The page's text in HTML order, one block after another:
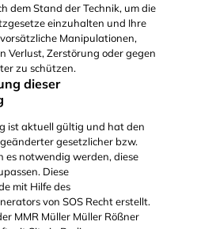
dem Stand der Technik, um die
einzuhalten und Ihre
Manipulationen,
Verlust, Zerstörung oder gegen
zu schützen.
dieser
ist aktuell gültig und hat den
gesetzlicher bzw.
es notwendig werden, diese
Diese
mit Hilfe des
von SOS Recht erstellt.
MMR Müller Müller Rößner